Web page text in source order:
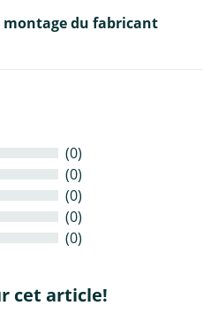
montage du fabricant
(0)
(0)
(0)
(0)
(0)
cet article!